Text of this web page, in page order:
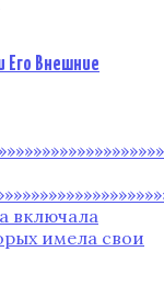
Его Внешние
включала
имела свои